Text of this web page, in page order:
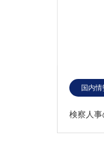
国内情
検察人